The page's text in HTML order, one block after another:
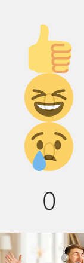
Палец
вверх!
0
Дикий
смех!
0
Грусть :(
0